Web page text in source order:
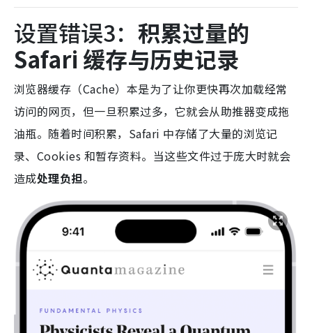
设置错误3： 积累过量的
Safari 缓存与历史记录
浏览器缓存（Cache）本是为了让你更快再次加载经常
访问的网页，但一旦积累过多，它就会从助推器变成拖
油瓶。 随着时间积累，Safari 中存储了大量的浏览记
录、Cookies 和暂存资料。当这些文件过于庞大时就会
造成处理负担。